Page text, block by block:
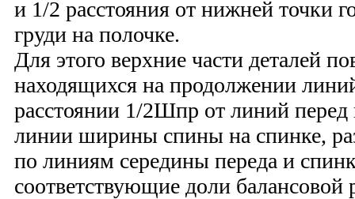
и 1/2 расстояния от нижней точки
груди на полочке.
Для этого верхние части деталей
находящихся на продолжении
расстоянии 1/2Шпр от линий
линии ширины спины на спинке,
по линиям середины переда и
соответствующие доли балансовой